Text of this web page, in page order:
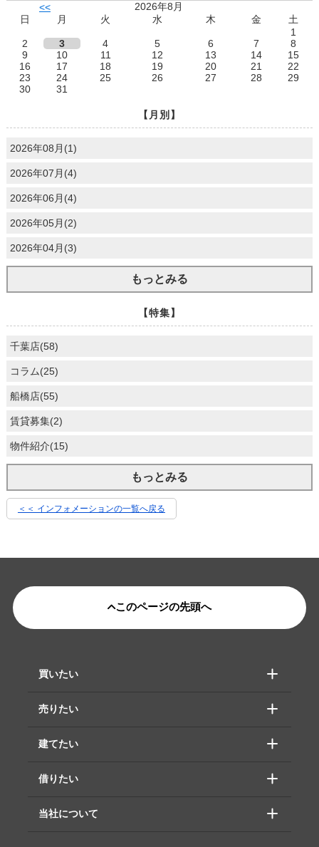
<<
2026年8月
日
月 火 水 木 金
土
1
2
3 4 5 6 7
8
9
10 11 12 13 14
15
16
17 18 19 20 21
22
23
24 25 26 27 28
29
30
31
【月別】
2026年08月(1)
2026年07月(4)
2026年06月(4)
2026年05月(2)
2026年04月(3)
もっとみる
【特集】
千葉店(58)
コラム(25)
船橋店(55)
賃貸募集(2)
物件紹介(15)
もっとみる
＜＜ インフォメーションの一覧へ戻る
このページの先頭へ
買いたい
売りたい
建てたい
借りたい
当社について